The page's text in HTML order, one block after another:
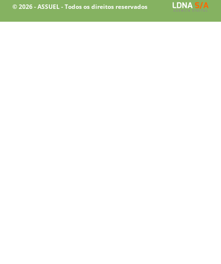
© 2026 - ASSUEL - Todos os direitos reservados